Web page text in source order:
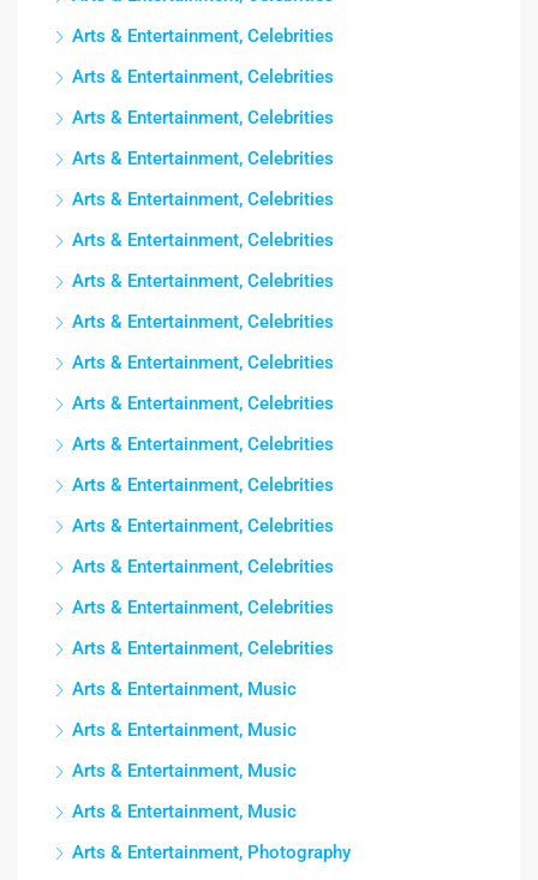
Arts & Entertainment, Celebrities
Arts & Entertainment, Celebrities
Arts & Entertainment, Celebrities
Arts & Entertainment, Celebrities
Arts & Entertainment, Celebrities
Arts & Entertainment, Celebrities
Arts & Entertainment, Celebrities
Arts & Entertainment, Celebrities
Arts & Entertainment, Celebrities
Arts & Entertainment, Celebrities
Arts & Entertainment, Celebrities
Arts & Entertainment, Celebrities
Arts & Entertainment, Celebrities
Arts & Entertainment, Celebrities
Arts & Entertainment, Celebrities
Arts & Entertainment, Celebrities
Arts & Entertainment, Music
Arts & Entertainment, Music
Arts & Entertainment, Music
Arts & Entertainment, Music
Arts & Entertainment, Photography